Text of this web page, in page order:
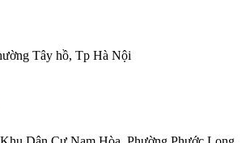
Tây hồ, Tp Hà Nội